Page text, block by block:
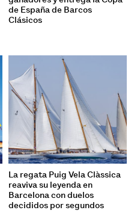
de España de Barcos
Clásicos
La regata Puig Vela Clàssica
reaviva su leyenda en
Barcelona con duelos
decididos por segundos